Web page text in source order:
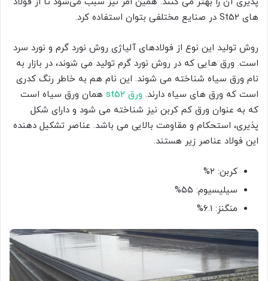
های St52 در صنایع مختلفی بتوان استفاده کرد.
روش تولید این نوع از فولادهای آلیاژی روش نورد گرم و نورد سرد
است. ورق هایی که در روش نورد گرم تولید می شوند، در بازار به
نام ورق سیاه شناخته می شوند. این نام هم به خاطر رنگ کدری
است که ورق های سیاه دارند. ورق st52
همان ورق سیاه است
که به عنوان ورق کم کربن نیز شناخته می شود و دارای شکل
پذیری، استحکام و مقاومت بالایی می باشد. عناصر تشکیل دهنده
این فولاد عناصر زیر هستند.
کربن: ۲%
سیلیسیوم: ۵۵%
منگنز: ۶.۱%